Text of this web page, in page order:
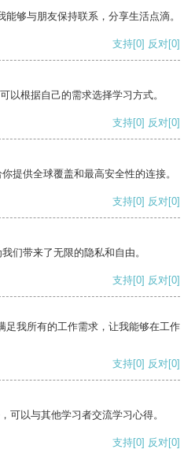
够与朋友保持联系，分享生活点滴。
支持[0] 反对[0]
以根据自己的需求选择学习方式。
支持[0] 反对[0]
提供全球覆盖和最高安全性的连接。
支持[0] 反对[0]
们带来了无限的隐私和自由。
支持[0] 反对[0]
足我所有的工作需求，让我能够在工作
支持[0] 反对[0]
可以与其他学习者交流学习心得。
支持[0] 反对[0]